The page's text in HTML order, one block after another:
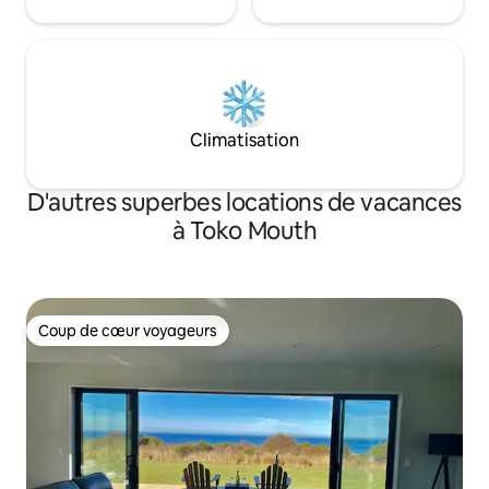
Climatisation
D'autres superbes locations de vacances
à Toko Mouth
Coup de cœur voyageurs
Coup de cœur voyageurs